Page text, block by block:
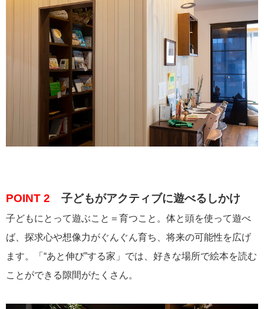
POINT 2 子どもがアクティブに遊べるしかけ
子どもにとって遊ぶこと＝育つこと。体と頭を使って遊べ
ば、探求心や想像力がぐんぐん育ち、将来の可能性を広げ
ます。「“あと伸び”する家」では、好きな場所で絵本を読む
ことができる隙間がたくさん。